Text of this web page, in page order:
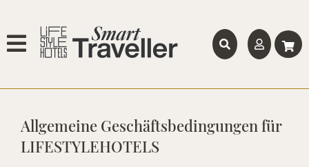
Allgemeine Geschäftsbedingungen für
LIFESTYLEHOTELS